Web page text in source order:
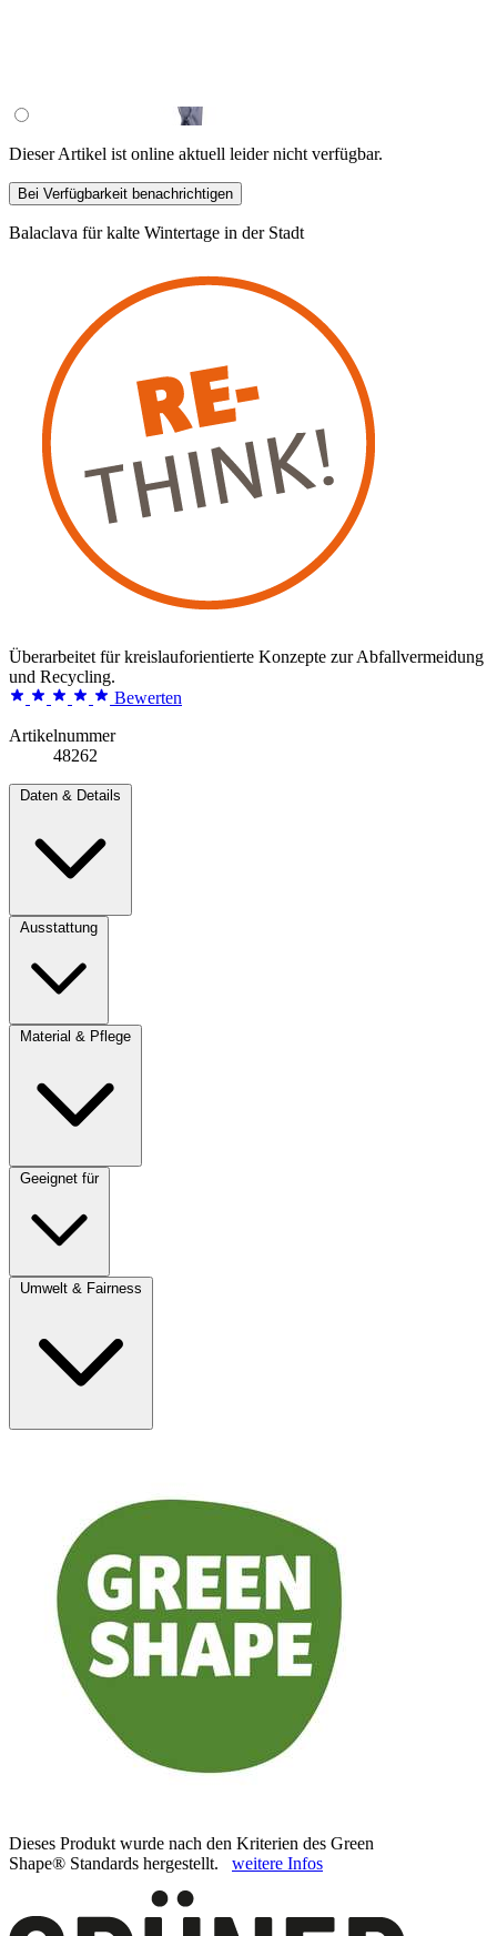
Dieser Artikel ist online aktuell leider nicht verfügbar.
Bei Verfügbarkeit benachrichtigen
Balaclava für kalte Wintertage in der Stadt
Überarbeitet für kreislauforientierte Konzepte zur Abfallvermeidung
und Recycling.
Bewerten
Artikelnummer
48262
Daten & Details
Ausstattung
Material & Pflege
Geeignet für
Umwelt & Fairness
Dieses Produkt wurde nach den Kriterien des Green
Shape® Standards hergestellt. weitere Infos